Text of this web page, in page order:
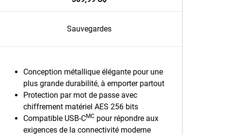
Sauvegardes
Conception métallique élégante pour une
plus grande durabilité, à emporter partout
Protection par mot de passe avec
chiffrement matériel AES 256 bits
Compatible USB-CMC pour répondre aux
exigences de la connectivité moderne